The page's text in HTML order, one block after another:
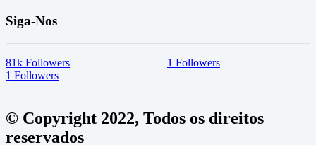
Siga-Nos
81k Followers 1 Followers
1 Followers
© Copyright 2022, Todos os direitos
reservados